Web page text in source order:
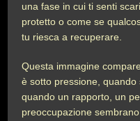
una fase in cui ti senti
protetto o come se
tu riesca a recuperare.
Questa immagine
è sotto pressione,
quando un rapporto, un
preoccupazione